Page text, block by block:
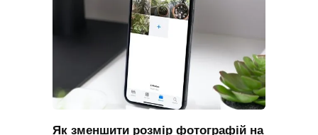
Як зменшити розмір фотографій на